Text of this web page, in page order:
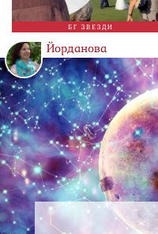
БГ ЗВЕЗДИ
Йорданова